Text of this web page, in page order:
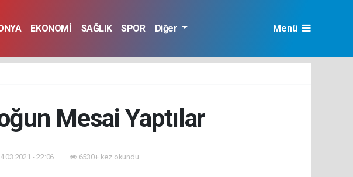
EKONOMİ SAĞLIK SPOR Diğer Menü
Mesai Yaptılar
- 22:06 6530+ kez okundu.